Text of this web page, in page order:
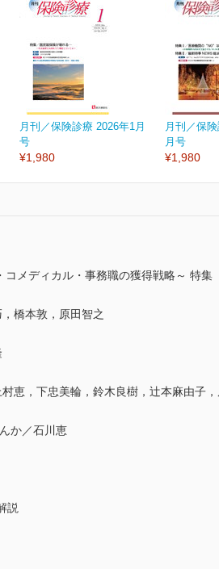
月刊／保険診療 2026年1月
号
¥1,980
月刊／保
月号
¥1,980
メディカル・事務職の獲得戦略～ 特
橋本敦，原田智之
恵，下忠美輪，鈴木良樹，辻本麻由子
か／石川恵
説